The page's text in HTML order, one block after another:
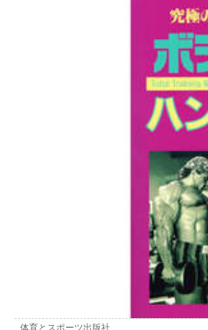
体育とスポーツ出版社